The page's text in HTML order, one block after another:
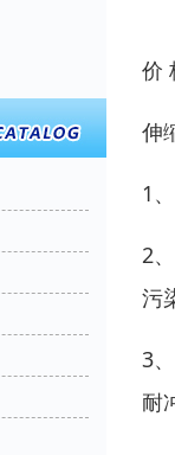
价
伸
1
2
污
3
耐